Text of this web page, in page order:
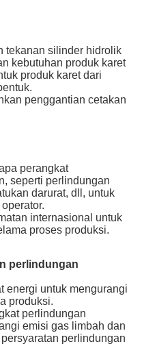
tekanan silinder hidrolik
kebutuhan produk karet
produk karet dari
penggantian cetakan
perangkat
seperti perlindungan
darurat, dll, untuk
internasional untuk
proses produksi.
perlindungan
energi untuk mengurangi
produksi.
perlindungan
emisi gas limbah dan
perlindungan